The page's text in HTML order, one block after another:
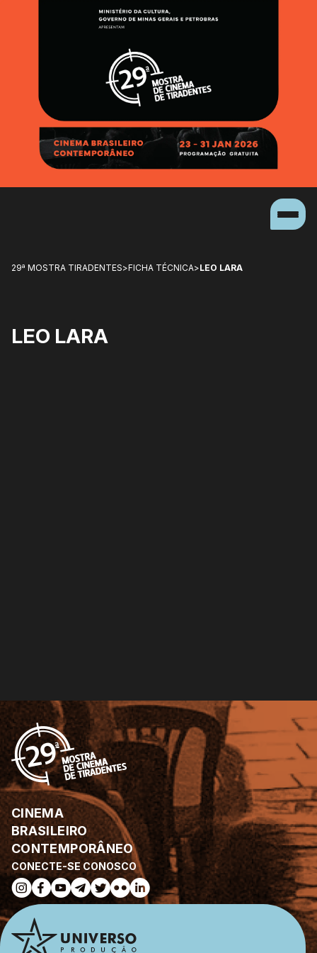
29ª MOSTRA TIRADENTES>FICHA TÉCNICA>LEO LARA
LEO LARA
CONECTE-SE CONOSCO
CINEMA
BRASILEIRO
CONTEMPORÂNEO